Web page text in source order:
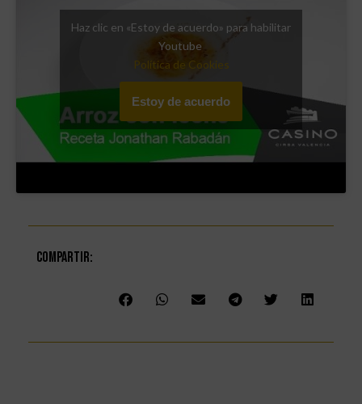
Haz clic en «Estoy de acuerdo» para habilitar
Youtube
Política de Cookies
Estoy de acuerdo
Compartir: